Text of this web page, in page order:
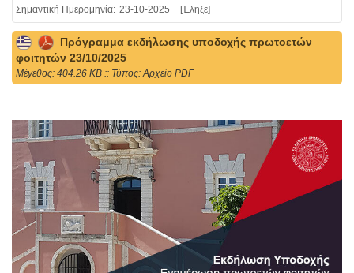
Σημαντική Ημερομηνία: 23-10-2025 [Έληξε]
Πρόγραμμα εκδήλωσης υποδοχής πρωτοετών
φοιτητών 23/10/2025
Mέγεθος: 404.26 KB :: Τύπος: Αρχείο PDF